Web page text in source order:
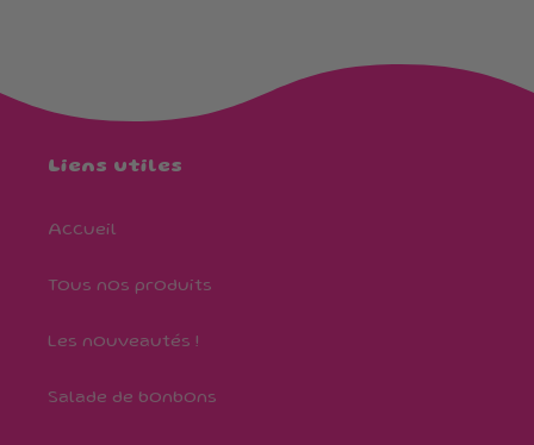
Liens utiles
Accueil
Tous nos produits
Les nouveautés !
Salade de bonbons